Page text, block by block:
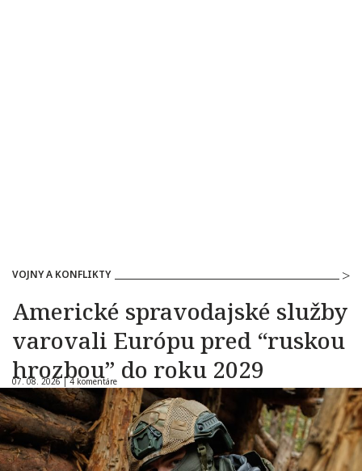
VOJNY A KONFLIKTY
Americké spravodajské služby
varovali Európu pred “ruskou
hrozbou” do roku 2029
07. 08. 2026 |4 komentáre